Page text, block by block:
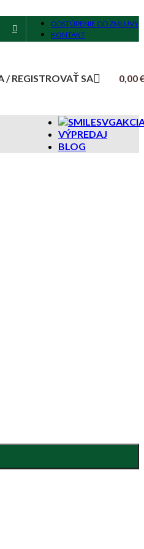
ODSTÚPENIE OD ZMLUVY
KONTAKT
/ REGISTROVAŤ SA 0,00
VÝPREDAJ
BLOG